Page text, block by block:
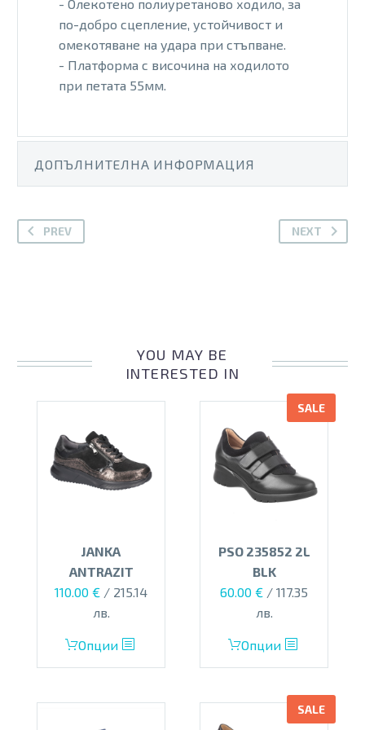
- Олекотено полиуретаново ходило, за
по-добро сцепление, устойчивост и
омекотяване на удара при стъпване.
- Платформа с височина на ходилото
при петата 55мм.
ДОПЪЛНИТЕЛНА ИНФОРМАЦИЯ
PREV NEXT
YOU MAY BE
INTERESTED IN
JANKA
ANTRAZIT
Original
135.00 €.
110.00 €Текущата
цена
110.00 €.
/ 215.14
лв.
Опции
This
product
multiple
variants.
SALE
PSO 235852 2L
BLK
Original
140.00 €.
60.00 €Текущата
цена
60.00 €.
/ 117.35
лв.
Опции
This
product
multiple
variants.
SALE